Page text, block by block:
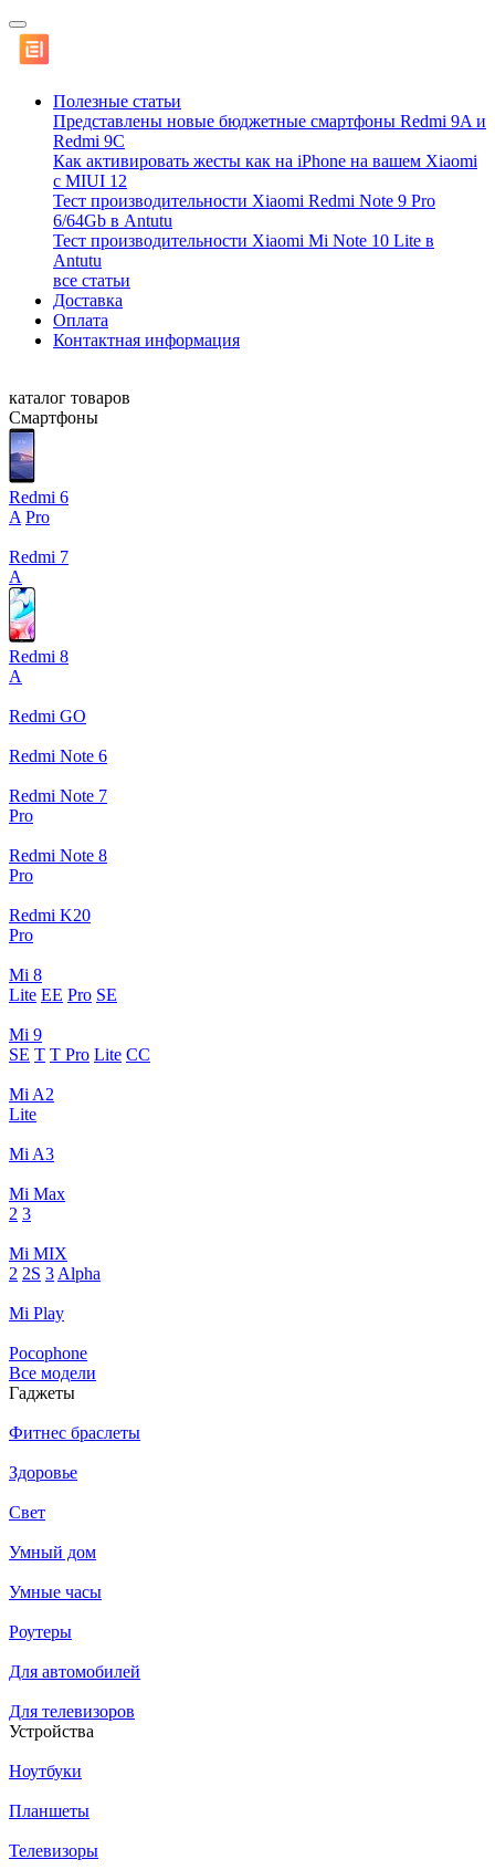
Полезные статьи
Представлены новые бюджетные смартфоны Redmi 9A и
Redmi 9C
Как активировать жесты как на iPhone на вашем Xiaomi
с MIUI 12
Тест производительности Xiaomi Redmi Note 9 Pro
6/64Gb в Antutu
Тест производительности Xiaomi Mi Note 10 Lite в
Antutu
все статьи
Доставка
Оплата
Контактная информация
каталог товаров
Смартфоны
Redmi 6
A Pro
Redmi 7
A
Redmi 8
A
Redmi GO
Redmi Note 6
Redmi Note 7
Pro
Redmi Note 8
Pro
Redmi K20
Pro
Mi 8
Lite EE Pro SE
Mi 9
SE T T Pro Lite CC
Mi A2
Lite
Mi A3
Mi Max
2 3
Mi MIX
2 2S 3 Alpha
Mi Play
Pocophone
Все модели
Гаджеты
Фитнес браслеты
Здоровье
Свет
Умный дом
Умные часы
Роутеры
Для автомобилей
Для телевизоров
Устройства
Ноутбуки
Планшеты
Телевизоры